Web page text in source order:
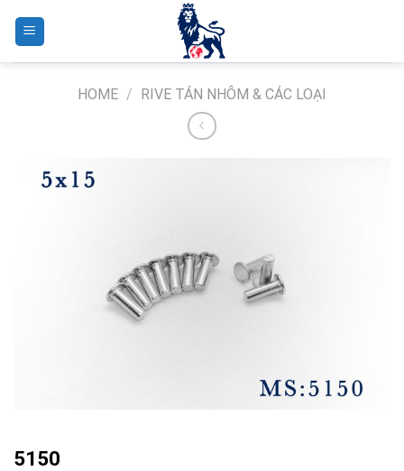
HOME / RIVE TÁN NHÔM & CÁC LOẠI
5150